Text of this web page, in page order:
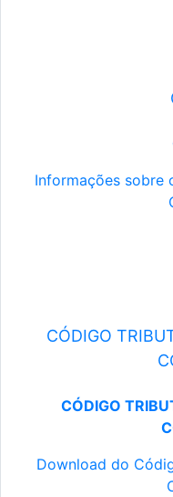
Informações sobre
CÓDIGO
CÓDIGO
Download do